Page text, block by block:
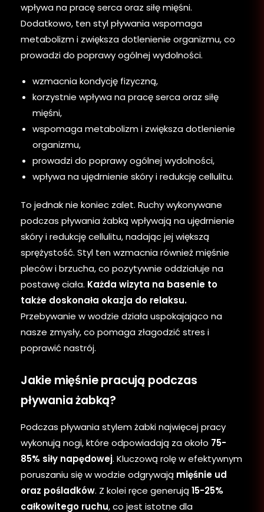
wpływa na pracę serca oraz siłę mięśni.
Dodatkowo, ten styl pływania wspomaga
metabolizm i zwiększa dotlenienie organizmu, co
prowadzi do poprawy ogólnej wydolności.
wzmacnia kondycję fizyczną,
korzystnie wpływa na pracę serca oraz siłę
mięśni,
wspomaga metabolizm i zwiększa dotlenienie
organizmu,
prowadzi do poprawy ogólnej wydolności,
wpływa na ujędrnienie skóry i redukcję cellulitu.
To jednak nie koniec zalet. Ruchy wykonywane
podczas pływania żabką wpływają na ujędrnienie
skóry i redukcję cellulitu, nadając jej większą
sprężystość. Styl ten wzmacnia również mięśnie
pleców i brzucha, co pozytywnie oddziałuje na
postawę ciała. Każda wizyta na basenie to
także doskonała okazja do relaksu.
Przebywanie w wodzie działa uspokajająco na
nasze zmysły, co pomaga złagodzić stres i
poprawić nastrój.
Jakie mięśnie pracują podczas
pływania żabką?
Podczas pływania stylem żabki najwięcej pracy
wykonują nogi, które odpowiadają za około 75-
85% siły napędowej. Kluczową rolę w efektywnym
poruszaniu się w wodzie odgrywają mięśnie ud
oraz pośladków. Z kolei ręce generują 15-25%
całkowitego ruchu, co jest istotne dla